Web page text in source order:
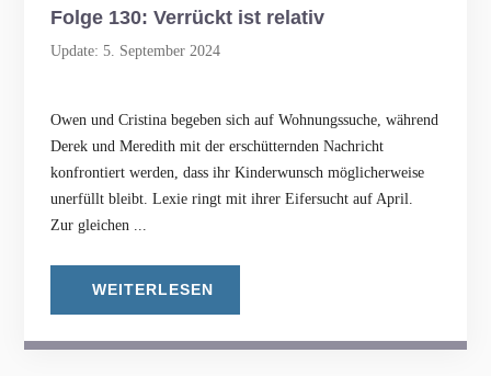
Folge 130: Verrückt ist relativ
Update: 5. September 2024
Owen und Cristina begeben sich auf Wohnungssuche, während
Derek und Meredith mit der erschütternden Nachricht
konfrontiert werden, dass ihr Kinderwunsch möglicherweise
unerfüllt bleibt. Lexie ringt mit ihrer Eifersucht auf April.
Zur gleichen ...
WEITERLESEN